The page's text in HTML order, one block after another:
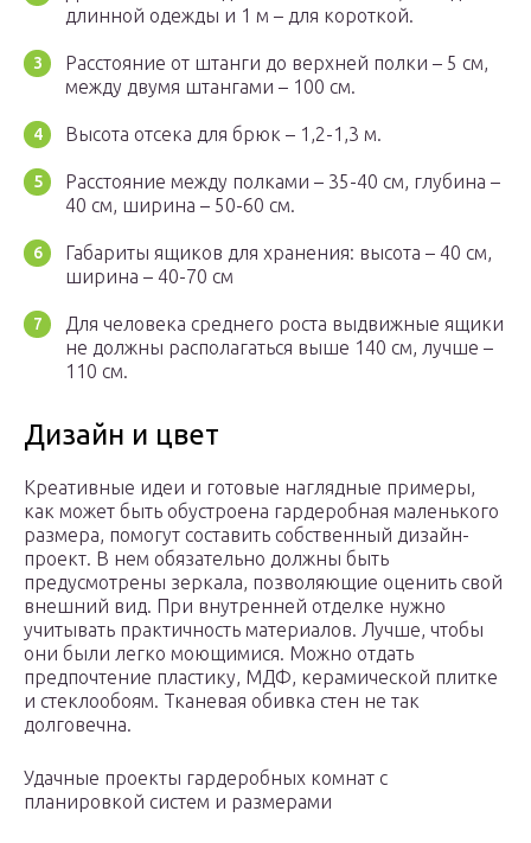
длинной одежды и 1 м – для короткой.
Расстояние от штанги до верхней полки – 5 см,
между двумя штангами – 100 см.
Высота отсека для брюк – 1,2-1,3 м.
Расстояние между полками – 35-40 см, глубина –
40 см, ширина – 50-60 см.
Габариты ящиков для хранения: высота – 40 см,
ширина – 40-70 см
Для человека среднего роста выдвижные ящики
не должны располагаться выше 140 см, лучше –
110 см.
Дизайн и цвет
Креативные идеи и готовые наглядные примеры,
как может быть обустроена гардеробная маленького
размера, помогут составить собственный дизайн-
проект. В нем обязательно должны быть
предусмотрены зеркала, позволяющие оценить свой
внешний вид. При внутренней отделке нужно
учитывать практичность материалов. Лучше, чтобы
они были легко моющимися. Можно отдать
предпочтение пластику, МДФ, керамической плитке
и стеклообоям. Тканевая обивка стен не так
долговечна.
Удачные проекты гардеробных комнат с
планировкой систем и размерами